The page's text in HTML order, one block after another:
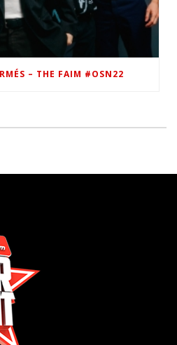
– THE FAIM #OSN22